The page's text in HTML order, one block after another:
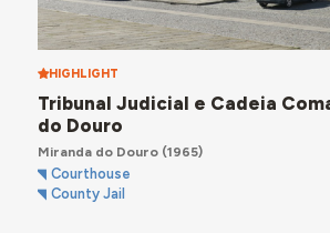
HIGHLIGHT
Tribunal Judicial e Cadeia
do Douro
Miranda do Douro(1965)
Courthouse
County Jail